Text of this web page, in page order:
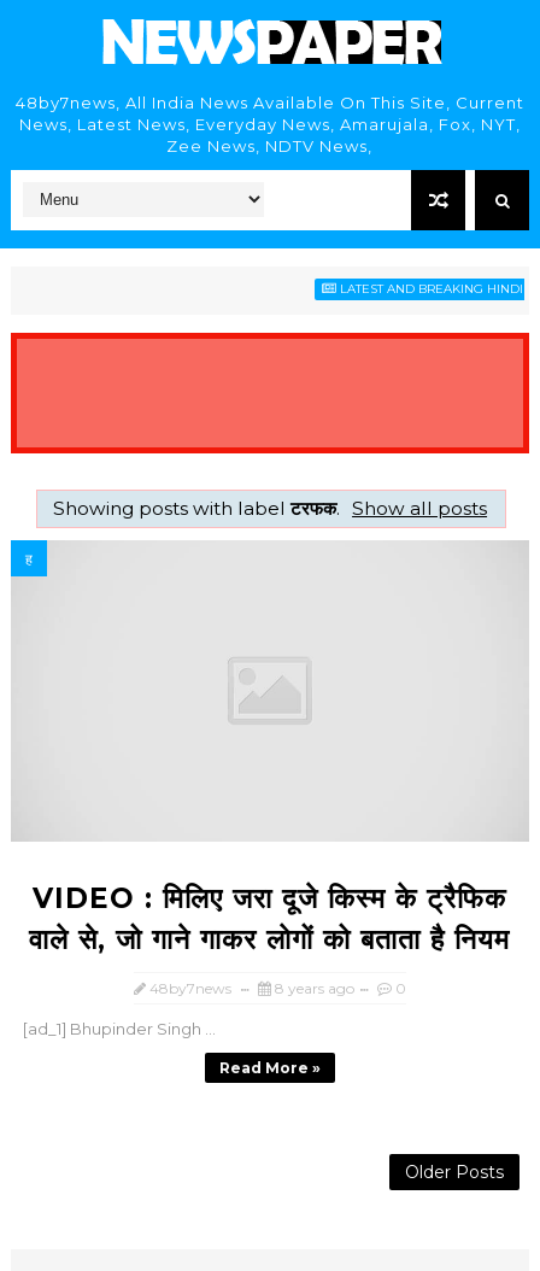
48by7news, All India News Available On This Site, Current
News, Latest News, Everyday News, Amarujala, Fox, NYT,
Zee News, NDTV News,
LATEST AND BREAKING HINDI
Showing posts with labelटरफक. Show all posts
ह
VIDEO : म‍िलि‍ए जरा दूजे क‍िस्‍म के ट्रैफि‍क
वाले से, जो गाने गाकर लाेगों को बताता है न‍ियम
48by7news 8 years ago 0
[ad_1] Bhupinder Singh ...
Read More »
Older Posts